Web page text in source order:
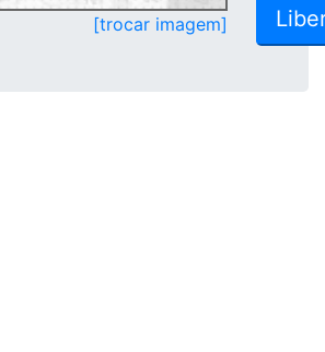
[trocar imagem]